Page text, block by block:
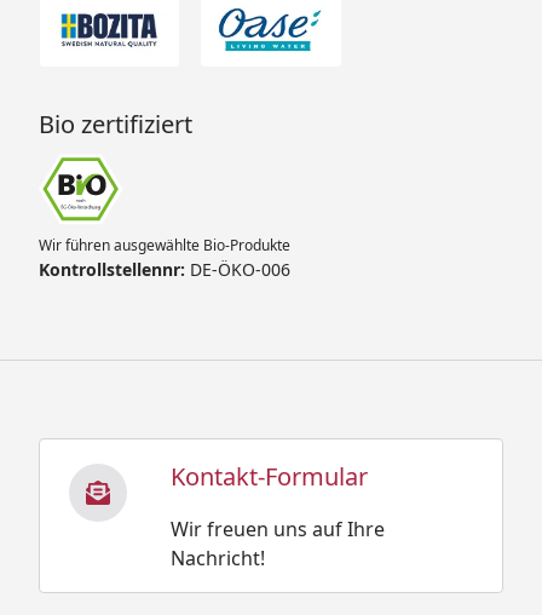
Bio zertifiziert
Wir führen ausgewählte Bio-Produkte
Kontrollstellennr: DE-ÖKO-006
Kontakt-Formular
Wir freuen uns auf Ihre
Nachricht!